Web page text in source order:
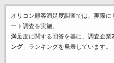
オリコン顧客満足度調査では、実際に
ート調査を実施。
満足度に関する回答を基に、調査企業
ング」ランキングを発表しています。